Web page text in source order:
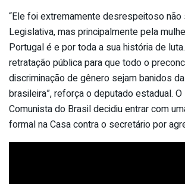
“Ele foi extremamente desrespeitoso
Legislativa, mas principalmente pela
Portugal é e por toda a sua história de
retratação pública para que todo o
discriminação de gênero sejam banidos
brasileira”, reforça o deputado estadual.
Comunista do Brasil decidiu entrar com
formal na Casa contra o secretário por